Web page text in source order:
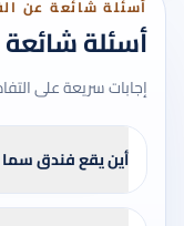
أسئلة شائعة عن
أسئلة
إجابات سريعة على
أين يقع فندق سما